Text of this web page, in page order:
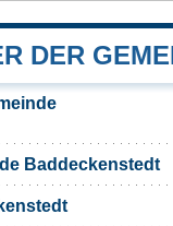
DER
Baddeckenstedt